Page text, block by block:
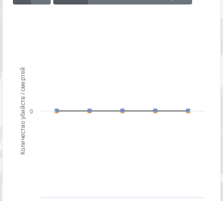
Количество убийств / смертей 0